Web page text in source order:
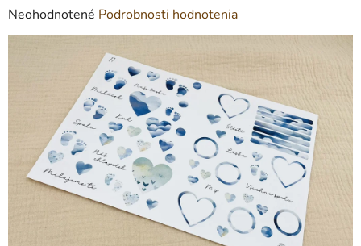
Priemerné
hodnotenie
hviezdičiek.
Neohodnotené Podrobnosti hodnotenia